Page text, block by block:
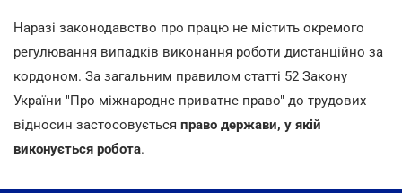
Наразі законодавство про працю не містить окремого
регулювання випадків виконання роботи дистанційно за
кордоном. За загальним правилом статті 52 Закону
України "Про міжнародне приватне право" до трудових
відносин застосовується право держави, у якій
виконується робота.